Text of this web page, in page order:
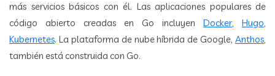
más servicios básicos con él. Las aplicaciones populares de
código abierto creadas en Go incluyen Docker, Hugo,
Kubernetes. La plataforma de nube híbrida de Google, Anthos,
también está construida con Go.